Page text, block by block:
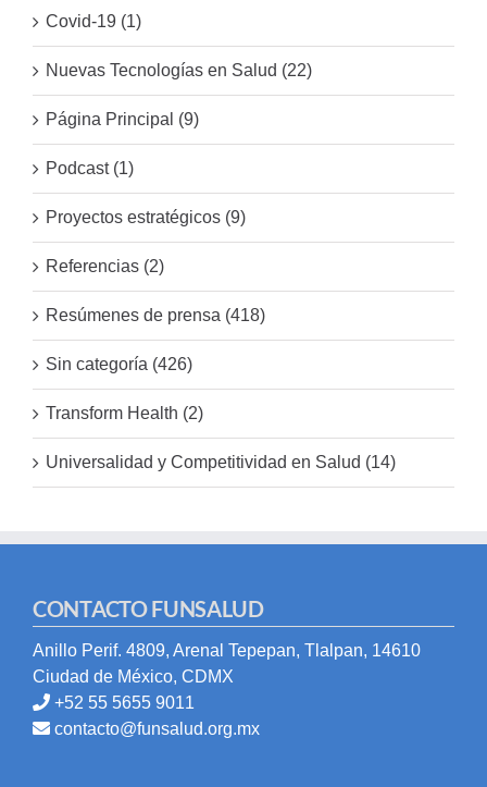
Covid-19 (1)
Nuevas Tecnologías en Salud (22)
Página Principal (9)
Podcast (1)
Proyectos estratégicos (9)
Referencias (2)
Resúmenes de prensa (418)
Sin categoría (426)
Transform Health (2)
Universalidad y Competitividad en Salud (14)
CONTACTO FUNSALUD
Anillo Perif. 4809, Arenal Tepepan, Tlalpan, 14610
Ciudad de México, CDMX
+52 55 5655 9011
contacto@funsalud.org.mx